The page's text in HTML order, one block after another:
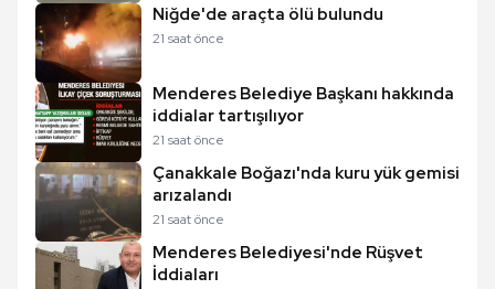
Niğde'de araçta ölü bulundu
21 saat önce
Menderes Belediye Başkanı hakkında
iddialar tartışılıyor
21 saat önce
Çanakkale Boğazı'nda kuru yük gemisi
arızalandı
21 saat önce
Menderes Belediyesi'nde Rüşvet
İddiaları